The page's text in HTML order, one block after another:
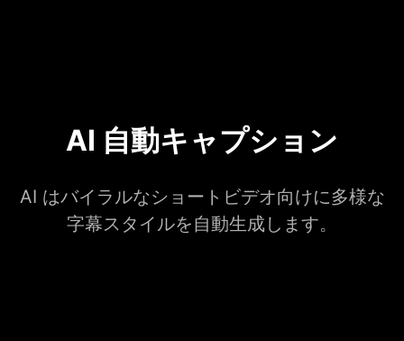
AI 自動キャプション
AI はバイラルなショートビデオ向けに多様な
字幕スタイルを自動生成します。